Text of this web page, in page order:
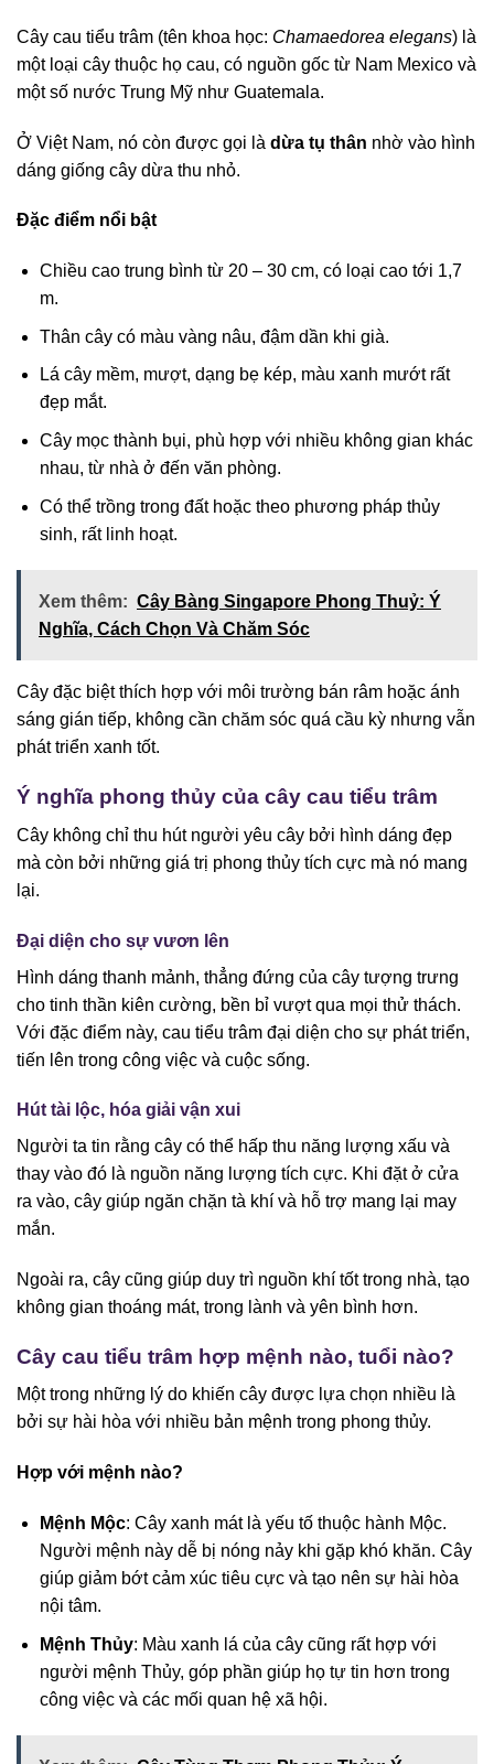
Cây cau tiểu trâm (tên khoa học: Chamaedorea elegans) là
một loại cây thuộc họ cau, có nguồn gốc từ Nam Mexico và
một số nước Trung Mỹ như Guatemala.
Ở Việt Nam, nó còn được gọi là dừa tụ thân nhờ vào hình
dáng giống cây dừa thu nhỏ.
Đặc điểm nổi bật
Chiều cao trung bình từ 20 – 30 cm, có loại cao tới 1,7
m.
Thân cây có màu vàng nâu, đậm dần khi già.
Lá cây mềm, mượt, dạng bẹ kép, màu xanh mướt rất
đẹp mắt.
Cây mọc thành bụi, phù hợp với nhiều không gian khác
nhau, từ nhà ở đến văn phòng.
Có thể trồng trong đất hoặc theo phương pháp thủy
sinh, rất linh hoạt.
Xem thêm: Cây Bàng Singapore Phong Thuỷ: Ý
Nghĩa, Cách Chọn Và Chăm Sóc
Cây đặc biệt thích hợp với môi trường bán râm hoặc ánh
sáng gián tiếp, không cần chăm sóc quá cầu kỳ nhưng vẫn
phát triển xanh tốt.
Ý nghĩa phong thủy của cây cau tiểu trâm
Cây không chỉ thu hút người yêu cây bởi hình dáng đẹp
mà còn bởi những giá trị phong thủy tích cực mà nó mang
lại.
Đại diện cho sự vươn lên
Hình dáng thanh mảnh, thẳng đứng của cây tượng trưng
cho tinh thần kiên cường, bền bỉ vượt qua mọi thử thách.
Với đặc điểm này, cau tiểu trâm đại diện cho sự phát triển,
tiến lên trong công việc và cuộc sống.
Hút tài lộc, hóa giải vận xui
Người ta tin rằng cây có thể hấp thu năng lượng xấu và
thay vào đó là nguồn năng lượng tích cực. Khi đặt ở cửa
ra vào, cây giúp ngăn chặn tà khí và hỗ trợ mang lại may
mắn.
Ngoài ra, cây cũng giúp duy trì nguồn khí tốt trong nhà, tạo
không gian thoáng mát, trong lành và yên bình hơn.
Cây cau tiểu trâm hợp mệnh nào, tuổi nào?
Một trong những lý do khiến cây được lựa chọn nhiều là
bởi sự hài hòa với nhiều bản mệnh trong phong thủy.
Hợp với mệnh nào?
Mệnh Mộc: Cây xanh mát là yếu tố thuộc hành Mộc.
Người mệnh này dễ bị nóng nảy khi gặp khó khăn. Cây
giúp giảm bớt cảm xúc tiêu cực và tạo nên sự hài hòa
nội tâm.
Mệnh Thủy: Màu xanh lá của cây cũng rất hợp với
người mệnh Thủy, góp phần giúp họ tự tin hơn trong
công việc và các mối quan hệ xã hội.